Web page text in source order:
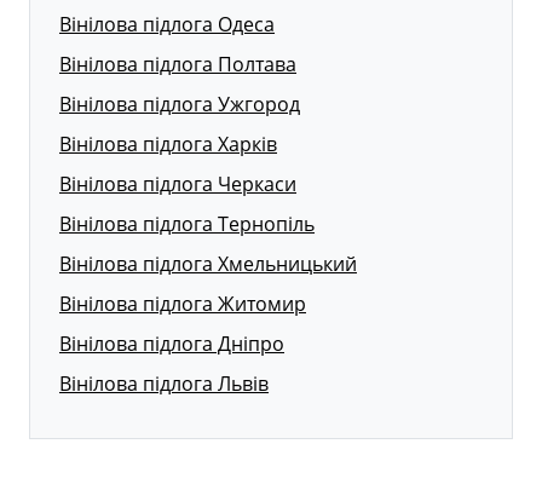
Вінілова підлога Одеса
Вінілова підлога Полтава
Вінілова підлога Ужгород
Вінілова підлога Харків
Вінілова підлога Черкаси
Вінілова підлога Тернопіль
Вінілова підлога Хмельницький
Вінілова підлога Житомир
Вінілова підлога Дніпро
Вінілова підлога Львів